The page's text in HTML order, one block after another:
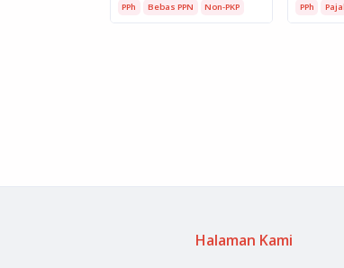
PPh Bebas PPN Non-PKP PPh
Halaman Kami